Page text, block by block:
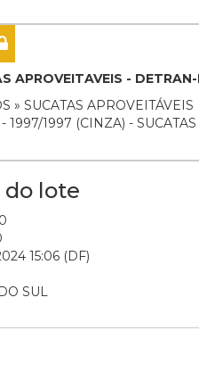
APROVEITAVEIS -
» SUCATAS APROVEITÁVEIS
1997/1997 (CINZA) -
do lote
15:06 (DF)
SUL